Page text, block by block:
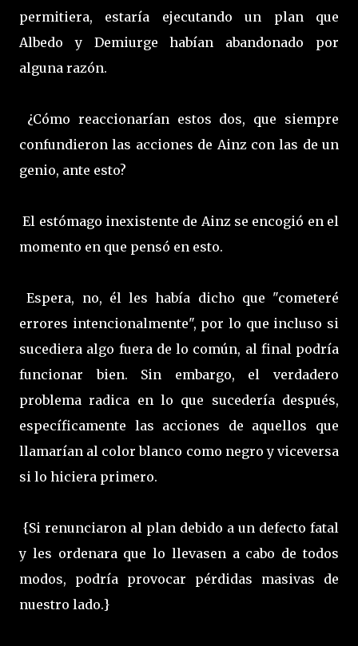
permitiera, estaría ejecutando un plan que
Albedo y Demiurge habían abandonado por
alguna razón.
¿Cómo reaccionarían estos dos, que siempre
confundieron las acciones de Ainz con las de un
genio, ante esto?
El estómago inexistente de Ainz se encogió en el
momento en que pensó en esto.
Espera, no, él les había dicho que "cometeré
errores intencionalmente", por lo que incluso si
sucediera algo fuera de lo común, al final podría
funcionar bien. Sin embargo, el verdadero
problema radica en lo que sucedería después,
específicamente las acciones de aquellos que
llamarían al color blanco como negro y viceversa
si lo hiciera primero.
{Si renunciaron al plan debido a un defecto fatal
y les ordenara que lo llevasen a cabo de todos
modos, podría provocar pérdidas masivas de
nuestro lado.}